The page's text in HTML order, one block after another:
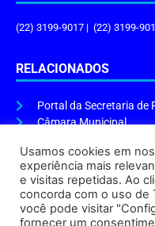
(22) 3199-9017 | (22) 3199-
RELACIONADOS
Portal da Secretaria de
Câmara Municipal
ENDEREÇO E HORÁRIO
Endereço:Praça Tiradentes, s/
Atendimento do Protocolo
Usamos cookies em
experiência mais
e visitas repetidas. Ao
concorda com o uso de
você pode visitar
fornecer um